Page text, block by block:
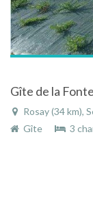
Rosay (34 km),
Gîte
3